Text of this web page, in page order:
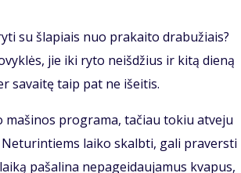
su šlapiais nuo prakaito drabužiais?
jie iki ryto neišdžius ir kitą dieną
savaitę taip pat ne išeitis.
programa, tačiau tokiu atveju
laiko skalbti, gali praversti
pašalina nepageidaujamus kvapus,